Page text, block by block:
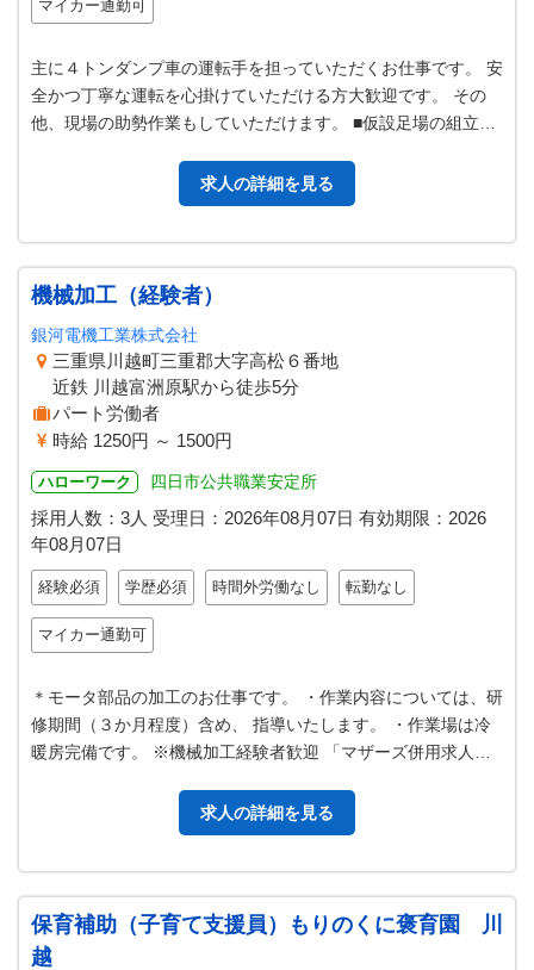
マイカー通勤可
主に４トンダンプ車の運転手を担っていただくお仕事です。 安
全かつ丁寧な運転を心掛けていただける方大歓迎です。 その
他、現場の助勢作業もしていただけます。 ■仮設足場の組立
求人の詳細を見る
機械加工（経験者）
銀河電機工業株式会社
三重県川越町三重郡大字高松６番地
近鉄 川越富洲原駅から徒歩5分
パート労働者
時給 1250円 ～ 1500円
ハローワーク 四日市公共職業安定所
採用人数：3人 受理日： 2026年08月07日 有効期限： 2026
年08月07日
経験必須 学歴必須 時間外労働なし 転勤なし
マイカー通勤可
＊モータ部品の加工のお仕事です。 ・作業内容については、研
修期間（３か月程度）含め、 指導いたします。 ・作業場は冷
暖房完備です。 ※機械加工経験者歓迎 「マザーズ併用求人」
求人の詳細を見る
保育補助（子育て支援員）もりのくに褒育園 川
越